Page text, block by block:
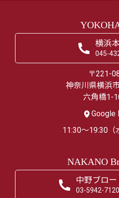
横浜
045-
〒221-
神奈川県横浜
六角橋1-
Google
11:30～19:30（
NAKANO
中野ブロ
03-5942-7120